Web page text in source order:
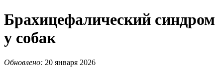
Брахицефалический синдром
у собак
Обновлено: 20 января 2026